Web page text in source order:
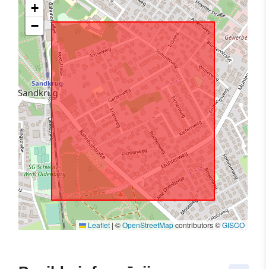
+
−
Leaflet |©OpenStreetMapcontributors ©GISCO